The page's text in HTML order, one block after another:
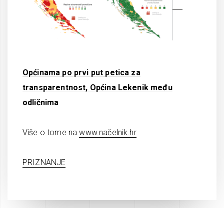
Općinama po prvi put petica za
transparentnost, Općina Lekenik među
odličnima
Više o tome nawww.načelnik.hr
PRIZNANJE